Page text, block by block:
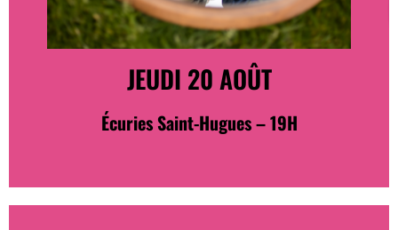
JEUDI 20 AOÛT
Écuries Saint-Hugues – 19H